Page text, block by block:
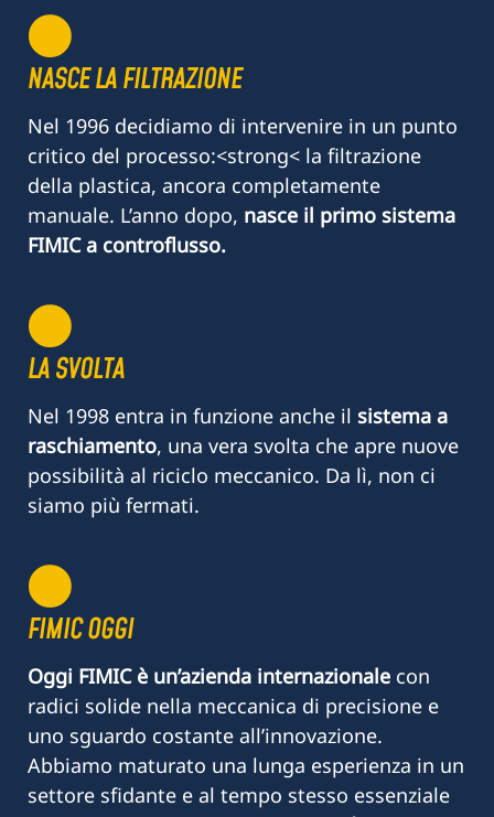
NASCE LA FILTRAZIONE
Nel 1996 decidiamo di intervenire in un punto
critico del processo:<strong< la filtrazione
della plastica, ancora completamente
manuale. L’anno dopo, nasce il primo sistema
FIMIC a controflusso.
LA SVOLTA
Nel 1998 entra in funzione anche il sistema a
raschiamento, una vera svolta che apre nuove
possibilità al riciclo meccanico. Da lì, non ci
siamo più fermati.
FIMIC OGGI
Oggi FIMIC è un’azienda internazionale con
radici solide nella meccanica di precisione e
uno sguardo costante all’innovazione.
Abbiamo maturato una lunga esperienza in un
settore sfidante e al tempo stesso essenziale